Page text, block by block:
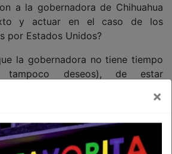
×
a la gobernadora de Chihuahua
y actuar en el caso de los
por Estados Unidos?
la gobernadora no tiene tiempo
tampoco deseos), de estar
a ella (a Mónica) por el momento
pensar en la alcaldía de Tijuana.